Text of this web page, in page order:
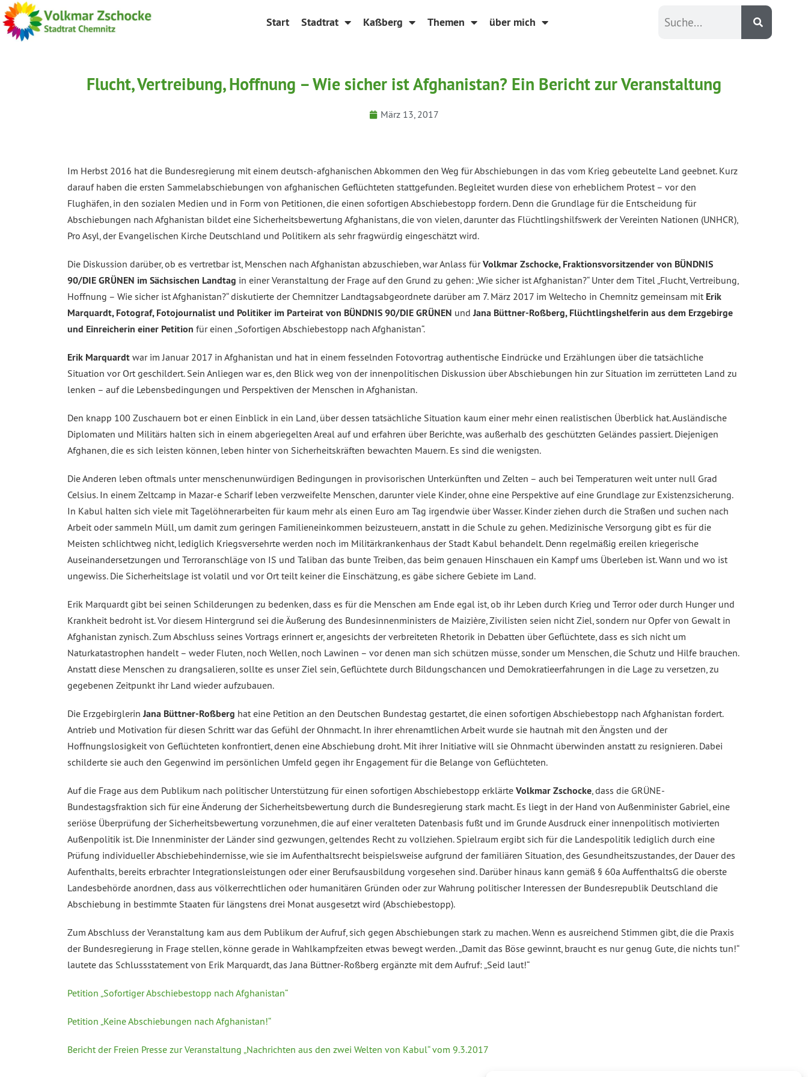
Start Stadtrat Kaßberg Themen über mich
Flucht, Vertreibung, Hoffnung – Wie sicher ist Afghanistan? Ein Bericht zur Veranstaltung
März 13, 2017
Im Herbst 2016 hat die Bundesregierung mit einem deutsch-afghanischen Abkommen den Weg für Abschiebungen in das vom Krieg gebeutelte Land geebnet. Kurz
darauf haben die ersten Sammelabschiebungen von afghanischen Geflüchteten stattgefunden. Begleitet wurden diese von erheblichem Protest – vor den
Flughäfen, in den sozialen Medien und in Form von Petitionen, die einen sofortigen Abschiebestopp fordern. Denn die Grundlage für die Entscheidung für
Abschiebungen nach Afghanistan bildet eine Sicherheitsbewertung Afghanistans, die von vielen, darunter das Flüchtlingshilfswerk der Vereinten Nationen (UNHCR),
Pro Asyl, der Evangelischen Kirche Deutschland und Politikern als sehr fragwürdig eingeschätzt wird.
Die Diskussion darüber, ob es vertretbar ist, Menschen nach Afghanistan abzuschieben, war Anlass fürVolkmar Zschocke, Fraktionsvorsitzender von BÜNDNIS
90/DIE GRÜNEN im Sächsischen Landtag in einer Veranstaltung der Frage auf den Grund zu gehen: „Wie sicher ist Afghanistan?“ Unter dem Titel „Flucht, Vertreibung,
Hoffnung – Wie sicher ist Afghanistan?“ diskutierte der Chemnitzer Landtagsabgeordnete darüber am 7. März 2017 im Weltecho in Chemnitz gemeinsam mit Erik
Marquardt, Fotograf, Fotojournalist und Politiker im Parteirat von BÜNDNIS 90/DIE GRÜNEN undJana Büttner-Roßberg, Flüchtlingshelferin aus dem Erzgebirge
und Einreicherin einer Petition für einen „Sofortigen Abschiebestopp nach Afghanistan“.
Erik Marquardt war im Januar 2017 in Afghanistan und hat in einem fesselnden Fotovortrag authentische Eindrücke und Erzählungen über die tatsächliche
Situation vor Ort geschildert. Sein Anliegen war es, den Blick weg von der innenpolitischen Diskussion über Abschiebungen hin zur Situation im zerrütteten Land zu
lenken – auf die Lebensbedingungen und Perspektiven der Menschen in Afghanistan.
Den knapp 100 Zuschauern bot er einen Einblick in ein Land, über dessen tatsächliche Situation kaum einer mehr einen realistischen Überblick hat. Ausländische
Diplomaten und Militärs halten sich in einem abgeriegelten Areal auf und erfahren über Berichte, was außerhalb des geschützten Geländes passiert. Diejenigen
Afghanen, die es sich leisten können, leben hinter von Sicherheitskräften bewachten Mauern. Es sind die wenigsten.
Die Anderen leben oftmals unter menschenunwürdigen Bedingungen in provisorischen Unterkünften und Zelten – auch bei Temperaturen weit unter null Grad
Celsius. In einem Zeltcamp in Mazar-e Scharif leben verzweifelte Menschen, darunter viele Kinder, ohne eine Perspektive auf eine Grundlage zur Existenzsicherung.
In Kabul halten sich viele mit Tagelöhnerarbeiten für kaum mehr als einen Euro am Tag irgendwie über Wasser. Kinder ziehen durch die Straßen und suchen nach
Arbeit oder sammeln Müll, um damit zum geringen Familieneinkommen beizusteuern, anstatt in die Schule zu gehen. Medizinische Versorgung gibt es für die
Meisten schlichtweg nicht, lediglich Kriegsversehrte werden noch im Militärkrankenhaus der Stadt Kabul behandelt. Denn regelmäßig ereilen kriegerische
Auseinandersetzungen und Terroranschläge von IS und Taliban das bunte Treiben, das beim genauen Hinschauen ein Kampf ums Überleben ist. Wann und wo ist
ungewiss. Die Sicherheitslage ist volatil und vor Ort teilt keiner die Einschätzung, es gäbe sichere Gebiete im Land.
Erik Marquardt gibt bei seinen Schilderungen zu bedenken, dass es für die Menschen am Ende egal ist, ob ihr Leben durch Krieg und Terror oder durch Hunger und
Krankheit bedroht ist. Vor diesem Hintergrund sei die Äußerung des Bundesinnenministers de Maizière, Zivilisten seien nicht Ziel, sondern nur Opfer von Gewalt in
Afghanistan zynisch. Zum Abschluss seines Vortrags erinnert er, angesichts der verbreiteten Rhetorik in Debatten über Geflüchtete, dass es sich nicht um
Naturkatastrophen handelt – weder Fluten, noch Wellen, noch Lawinen – vor denen man sich schützen müsse, sonder um Menschen, die Schutz und Hilfe brauchen.
Anstatt diese Menschen zu drangsalieren, sollte es unser Ziel sein, Geflüchtete durch Bildungschancen und Demokratieerfahrungen in die Lage zu versetzen, zu
gegebenen Zeitpunkt ihr Land wieder aufzubauen.
Die ErzgebirglerinJana Büttner-Roßberg hat eine Petition an den Deutschen Bundestag gestartet, die einen sofortigen Abschiebestopp nach Afghanistan fordert.
Antrieb und Motivation für diesen Schritt war das Gefühl der Ohnmacht. In ihrer ehrenamtlichen Arbeit wurde sie hautnah mit den Ängsten und der
Hoffnungslosigkeit von Geflüchteten konfrontiert, denen eine Abschiebung droht. Mit ihrer Initiative will sie Ohnmacht überwinden anstatt zu resignieren. Dabei
schilderte sie auch den Gegenwind im persönlichen Umfeld gegen ihr Engagement für die Belange von Geflüchteten.
Auf die Frage aus dem Publikum nach politischer Unterstützung für einen sofortigen Abschiebestopp erklärte Volkmar Zschocke, dass die GRÜNE-
Bundestagsfraktion sich für eine Änderung der Sicherheitsbewertung durch die Bundesregierung stark macht. Es liegt in der Hand von Außenminister Gabriel, eine
seriöse Überprüfung der Sicherheitsbewertung vorzunehmen, die auf einer veralteten Datenbasis fußt und im Grunde Ausdruck einer innenpolitisch motivierten
Außenpolitik ist. Die Innenminister der Länder sind gezwungen, geltendes Recht zu vollziehen. Spielraum ergibt sich für die Landespolitik lediglich durch eine
Prüfung individueller Abschiebehindernisse, wie sie im Aufenthaltsrecht beispielsweise aufgrund der familiären Situation, des Gesundheitszustandes, der Dauer des
Aufenthalts, bereits erbrachter Integrationsleistungen oder einer Berufsausbildung vorgesehen sind. Darüber hinaus kann gemäß § 60a AuffenthaltsG die oberste
Landesbehörde anordnen, dass aus völkerrechtlichen oder humanitären Gründen oder zur Wahrung politischer Interessen der Bundesrepublik Deutschland die
Abschiebung in bestimmte Staaten für längstens drei Monat ausgesetzt wird (Abschiebestopp).
Zum Abschluss der Veranstaltung kam aus dem Publikum der Aufruf, sich gegen Abschiebungen stark zu machen. Wenn es ausreichend Stimmen gibt, die die Praxis
der Bundesregierung in Frage stellen, könne gerade in Wahlkampfzeiten etwas bewegt werden. „Damit das Böse gewinnt, braucht es nur genug Gute, die nichts tun!“
lautete das Schlussstatement von Erik Marquardt, das Jana Büttner-Roßberg ergänzte mit dem Aufruf: „Seid laut!“
Petition „Sofortiger Abschiebestopp nach Afghanistan“
Petition „Keine Abschiebungen nach Afghanistan!“
Bericht der Freien Presse zur Veranstaltung „Nachrichten aus den zwei Welten von Kabul“ vom 9.3.2017